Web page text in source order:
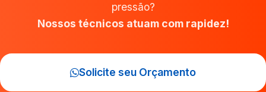
pressão?
Nossos técnicos atuam com rapidez!
Solicite seu Orçamento